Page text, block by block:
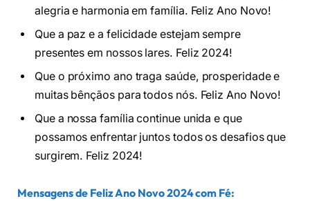
alegria e harmonia em família. Feliz Ano Novo!
Que a paz e a felicidade estejam sempre
presentes em nossos lares. Feliz 2024!
Que o próximo ano traga saúde, prosperidade e
muitas bênçãos para todos nós. Feliz Ano Novo!
Que a nossa família continue unida e que
possamos enfrentar juntos todos os desafios que
surgirem. Feliz 2024!
Mensagens de Feliz Ano Novo 2024 com Fé: